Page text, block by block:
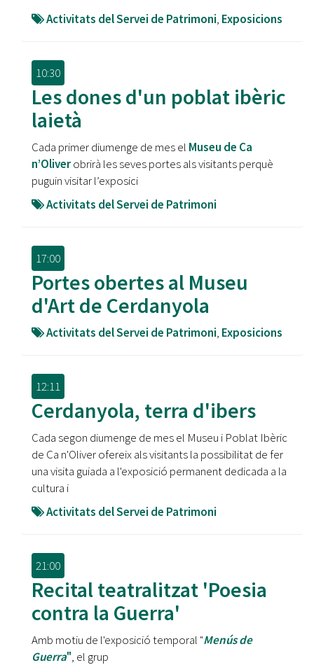
Activitats del Servei de Patrimoni, Exposicions
10:30
Les dones d'un poblat ibèric
laietà
Cada primer diumenge de mes el Museu de Ca
n’Oliverobrirà les seves portes als visitants perquè
puguin visitar l’exposici
Activitats del Servei de Patrimoni
17:00
Portes obertes al Museu
d'Art de Cerdanyola
Activitats del Servei de Patrimoni, Exposicions
12:11
Cerdanyola, terra d'ibers
Cada segon diumenge de mes el Museu i Poblat Ibèric
de Ca n'Oliver ofereix als visitants la possibilitat de fer
una visita guiada a l'exposició permanent dedicada a la
cultura i
Activitats del Servei de Patrimoni
21:00
Recital teatralitzat 'Poesia
contra la Guerra'
Amb motiu de l'exposició temporal "Menús de
Guerra", el grup